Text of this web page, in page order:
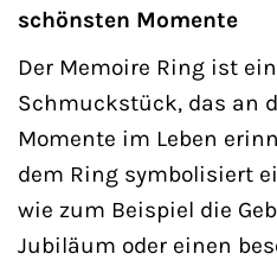
schönsten Momente
Der Memoire Ring ist
Schmuckstück, das an
Momente im Leben
dem Ring symbolisiert
wie zum Beispiel die
Jubiläum oder einen